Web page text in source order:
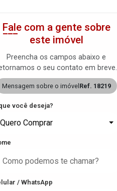
Fale com a gente sobre
este imóvel
Preencha os campos abaixo e
o seu contato em breve.
Mensagem sobre o imóvel Ref. 18219
você deseja?
Quero Comprar
/ WhatsApp